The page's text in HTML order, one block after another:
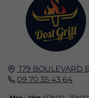
179 BOULEVARD
09 70 35 43 64